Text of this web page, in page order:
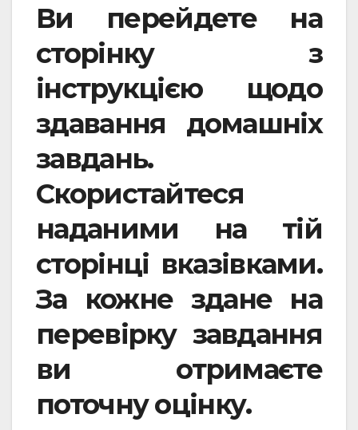
Ви перейдете на
сторінку з
інструкцією щодо
здавання домашніх
завдань.
Скористайтеся
наданими на тій
сторінці вказівками.
За кожне здане на
перевірку завдання
ви отримаєте
поточну оцінку.